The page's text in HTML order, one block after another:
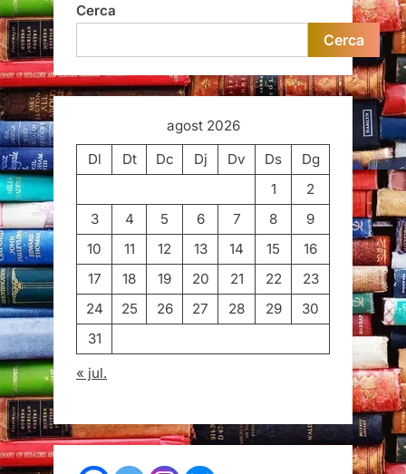
Cerca
Cerca
agost 2026
Dl
Dt Dc Dj Dv Ds
Dg
1
2
3
4 5 6 7 8
9
10
11 12 13 14 15
16
17
18 19 20 21 22
23
24
25 26 27 28 29
30
31
« jul.